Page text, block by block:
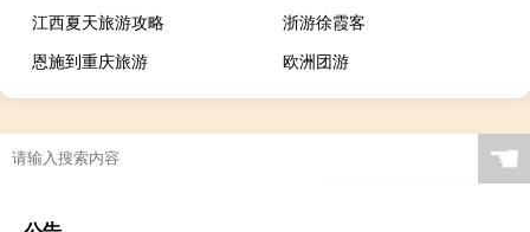
江西夏天旅游攻略
浙游徐霞客
恩施到重庆旅游
欧洲团游
☚